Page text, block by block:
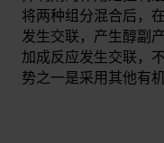
将两种组分混合后，
发生交联，产生醇副
加成反应发生交联，
势之一是采用其他有